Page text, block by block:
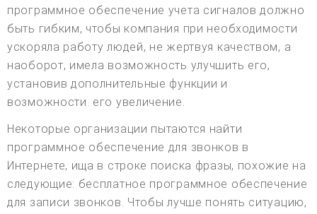
программное обеспечение учета сигналов должно
быть гибким, чтобы компания при необходимости
ускоряла работу людей, не жертвуя качеством, а
наоборот, имела возможность улучшить его,
установив дополнительные функции и
возможности. его увеличение.
Некоторые организации пытаются найти
программное обеспечение для звонков в
Интернете, ища в строке поиска фразы, похожие на
следующие: бесплатное программное обеспечение
для записи звонков. Чтобы лучше понять ситуацию,